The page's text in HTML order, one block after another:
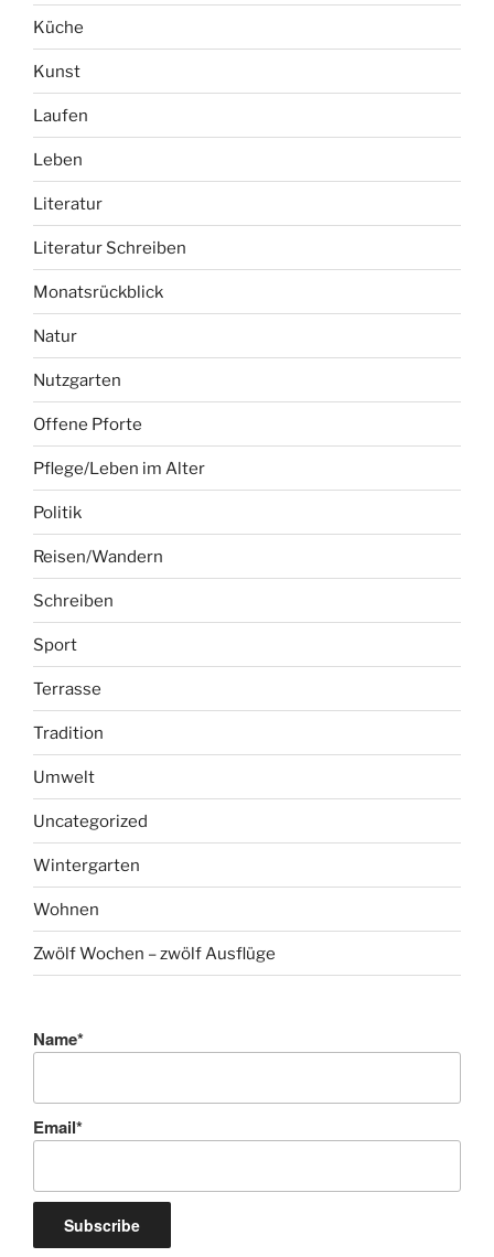
Küche
Kunst
Laufen
Leben
Literatur
Literatur Schreiben
Monatsrückblick
Natur
Nutzgarten
Offene Pforte
Pflege/Leben im Alter
Politik
Reisen/Wandern
Schreiben
Sport
Terrasse
Tradition
Umwelt
Uncategorized
Wintergarten
Wohnen
Zwölf Wochen – zwölf Ausflüge
Name*
Email*